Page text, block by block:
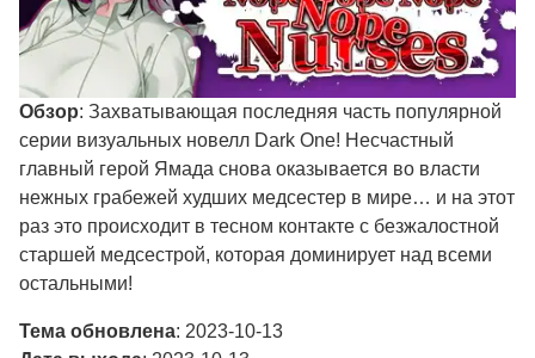
Обзор: Захватывающая последняя часть популярной
серии визуальных новелл Dark One! Несчастный
главный герой Ямада снова оказывается во власти
нежных грабежей худших медсестер в мире… и на этот
раз это происходит в тесном контакте с безжалостной
старшей медсестрой, которая доминирует над всеми
остальными!​
Тема обновлена: 2023-10-13